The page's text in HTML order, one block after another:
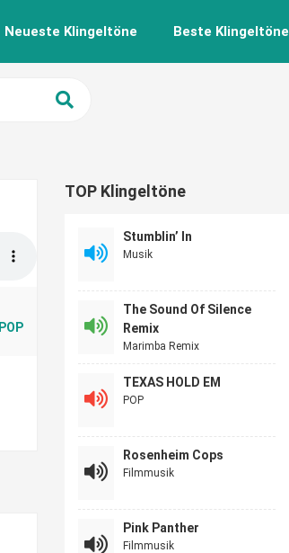
Neueste Klingeltöne Beste Klingeltöne
POP
TOP Klingeltöne
Stumblin’ In
Musik
The Sound Of Silence
Remix
Marimba Remix
TEXAS HOLD EM
POP
Rosenheim Cops
Filmmusik
Pink Panther
Filmmusik